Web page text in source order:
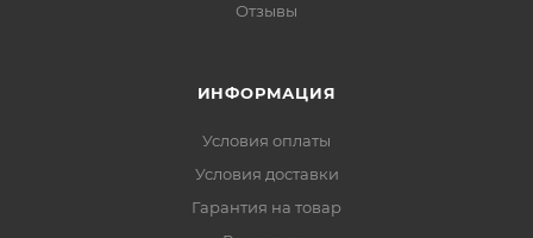
Отзывы
ИНФОРМАЦИЯ
Условия оплаты
Условия доставки
Гарантия на товар